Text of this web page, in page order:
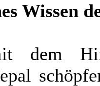
Wissen
dem